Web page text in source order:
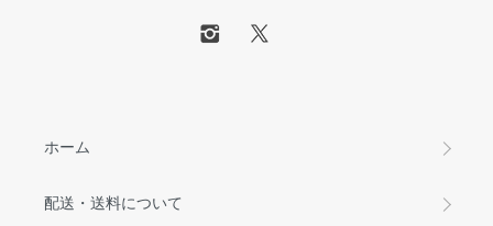
ホーム
配送・送料について